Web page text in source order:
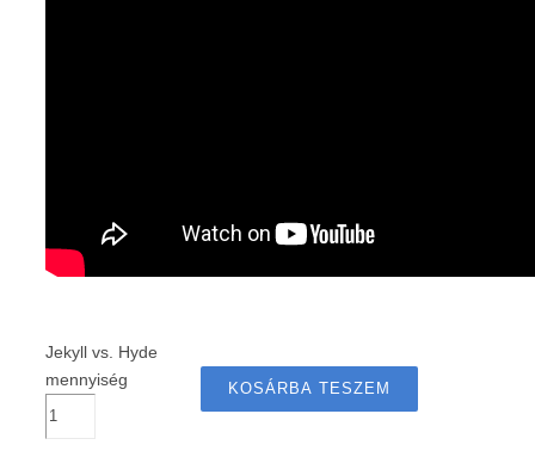
Jekyll vs. Hyde
mennyiség
KOSÁRBA TESZEM